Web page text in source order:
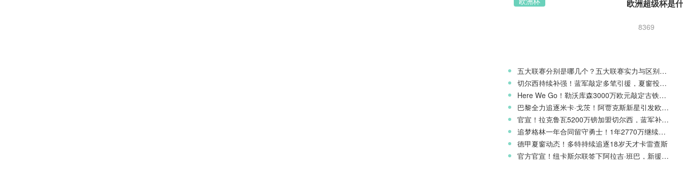
8369
五大联赛分别是哪几个？五大联赛实力与区别科普
切尔西持续补强！蓝军敲定多笔引援，夏窗投入稳居英超前列
Here We Go！勒沃库森3000万欧元敲定古铁雷斯，寻找格里马尔多继任者
巴黎全力追逐米卡·戈茨！阿贾克斯新星引发欧冠豪门争夺
官宣！拉克鲁瓦5200万镑加盟切尔西，蓝军补强后防线
追梦格林一年合同留守勇士！1年2770万继续搭档库里
德甲夏窗动态！多特持续追逐18岁天才卡雷查斯
官方官宣！纽卡斯尔联签下阿拉吉·班巴，新援身披8号战袍